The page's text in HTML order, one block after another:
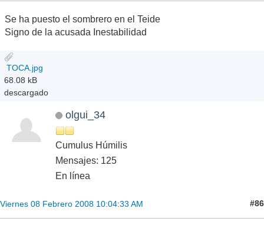
Se ha puesto el sombrero en el Teide
Signo de la acusada Inestabilidad
TOCA.jpg
68.08 kB
descargado
olgui_34
Cumulus Húmilis
Mensajes: 125
En línea
Viernes 08 Febrero 2008 10:04:33 AM #86